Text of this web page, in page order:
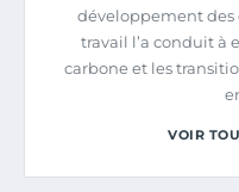
développement des
travail l’a conduit à
carbone et les
VOIR